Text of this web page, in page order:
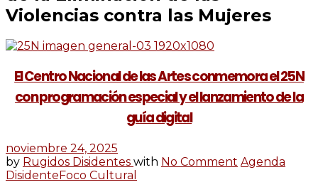
Violencias contra las Mujeres
El Centro Nacional de las Artes conmemora el 25N
con programación especial y el lanzamiento de la
guía digital
noviembre 24, 2025
by Rugidos Disidentes with No Comment Agenda
DisidenteFoco Cultural